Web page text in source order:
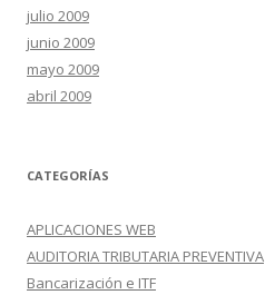
julio 2009
junio 2009
mayo 2009
abril 2009
CATEGORÍAS
APLICACIONES WEB
AUDITORIA TRIBUTARIA PREVENTIVA
Bancarización e ITF